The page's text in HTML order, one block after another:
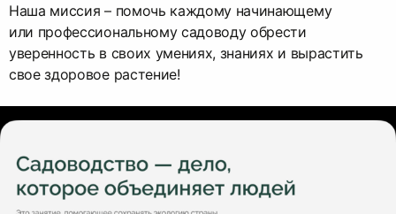
Наша миссия – помочь каждому начинающему
или профессиональному садоводу обрести
уверенность в своих умениях, знаниях и вырастить
свое здоровое растение!